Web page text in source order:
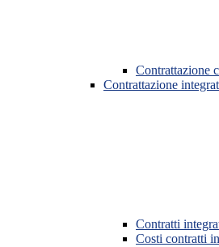
Contrattazione
Contrattazione
Contratti
Costi contratti